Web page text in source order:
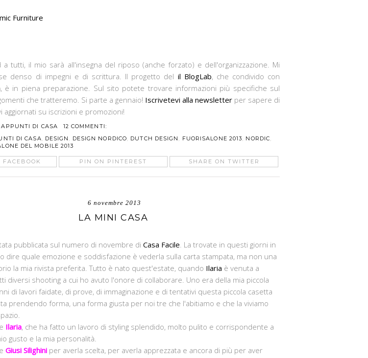
Furniture
a tutti, il mio sarà all'insegna del riposo (anche forzato) e dell'organizzazione. Mi
denso di impegni e di scrittura. Il progetto del il BlogLab, che condivido con
, è in piena preparazione. Sul sito potete trovare informazioni più specifiche sul
che tratteremo. Si parte a gennaio! Iscrivetevi alla newsletter per sapere di
aggiornati su iscrizioni e promozioni!
APPUNTI DI CASA
12 COMMENTI:
DI CASA, DESIGN , DESIGN NORDICO, DUTCH DESIGN , FUORISALONE 2013, NORDIC,
DEL MOBILE 2013
PIN ON PINTEREST SHARE ON TWITTER
6 novembre 2013
LA MINI CASA
pubblicata sul numero di novembre di Casa Facile . La trovate in questi giorni in
dire quale emozione e soddisfazione è vederla sulla carta stampata, ma non una
la mia rivista preferita. Tutto è nato quest'estate, quando Ilaria è venuta a
diversi shooting a cui ho avuto l'onore di collaborare. Uno era della mia piccola
di lavori faidate, di prove, di immaginazione e di tentativi questa piccola casetta
prendendo forma, una forma giusta per noi tre che l'abitiamo e che la viviamo
Ilaria, che ha fatto un lavoro di styling splendido, molto pulito e corrispondente a
gusto e la mia personalità.
Giusi Silighini per averla scelta, per averla apprezzata e ancora di più per aver